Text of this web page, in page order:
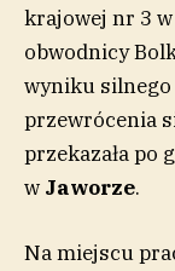
krajowej nr 3 w
obwodnicy
wyniku silnego
przewrócenia
przekazała po
w Jaworze.
Na miejscu